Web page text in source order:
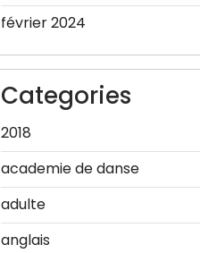
février 2024
Categories
2018
academie de danse
adulte
anglais